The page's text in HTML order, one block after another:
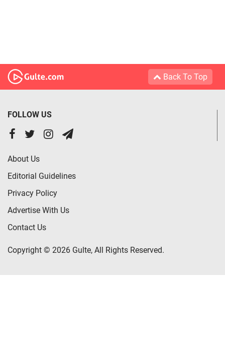
Back To Top
FOLLOW US
About Us
Editorial Guidelines
Privacy Policy
Advertise With Us
Contact Us
Copyright © 2026 Gulte, All Rights Reserved.